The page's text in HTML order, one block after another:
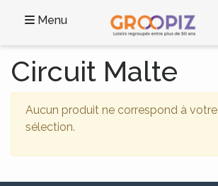
Menu
Circuit Malte
Aucun produit ne correspond à votre
sélection.